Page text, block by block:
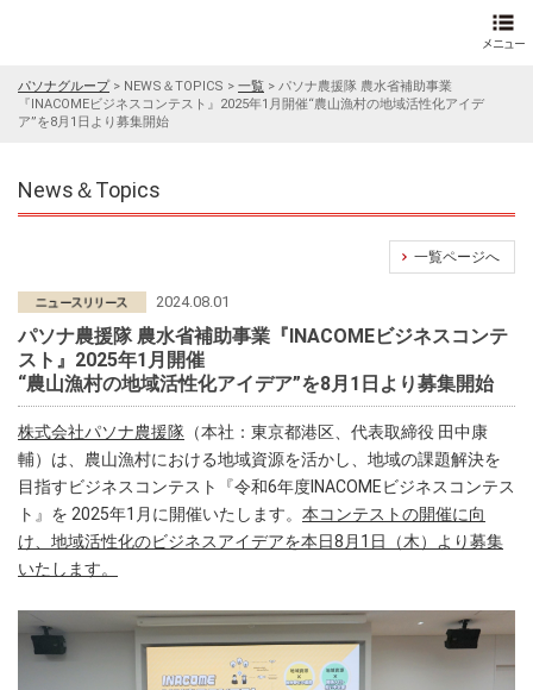
パソナグループ> NEWS＆TOPICS > 一覧 > パソナ農援隊 農水省補助事業
『INACOMEビジネスコンテスト』2025年1月開催“農山漁村の地域活性化アイデ
ア”を8月1日より募集開始
News＆Topics
一覧ページへ
2024.08.01
パソナ農援隊 農水省補助事業『INACOMEビジネスコンテ
スト』2025年1月開催
“農山漁村の地域活性化アイデア”を8月1日より募集開始
株式会社パソナ農援隊 （本社：東京都港区、代表取締役 田中康
輔）は、農山漁村における地域資源を活かし、地域の課題解決を
目指すビジネスコンテスト『令和6年度INACOMEビジネスコンテス
ト』を 2025年1月に開催いたします。 本コンテストの開催に向
け、地域活性化のビジネスアイデアを本日8月1日（木）より募集
いたします。